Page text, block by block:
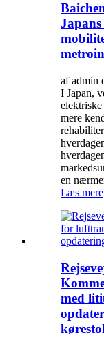
af admin
I Japan,
mere
en
Læs mere
med